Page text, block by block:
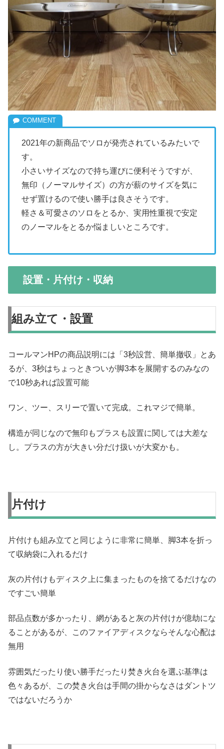
2021年の新商品でソロが発売されているみたいで
す。
小さいサイズなので持ち運びに便利そうですが、
無印（ノーマルサイズ）の方が薪のサイズを気に
せず置けるので使い勝手は良さそうです。
軽さ＆可愛さのソロをとるか、実用性重視で安定
のノーマルをとるか悩ましいところです。
設置・片付け・収納
組み立て・設置
コールマンHPの商品説明には「3秒設営、簡単撤収」とあ
るが、3秒はちょっときついが脚3本を展開するのみなの
で10秒あれば設置可能
ワン、ツー、スリーで置いて完成。これマジで簡単。
構造が同じなので無印もプラスも設置に関しては大差な
し。プラスの方が大きい分だけ扱いが大変かも。
片付け
片付けも組み立てと同じように非常に簡単、脚3本を折っ
て収納袋に入れるだけ
灰の片付けもディスク上に集まったものを捨てるだけなの
ですごい簡単
部品点数が多かったり、網があると灰の片付けが億劫にな
ることがあるが、このファイアディスクならそんな心配は
無用
雰囲気だったり使い勝手だったり焚き火台を選ぶ基準は
色々あるが、この焚き火台は手間の掛からなさはダントツ
ではないだろうか